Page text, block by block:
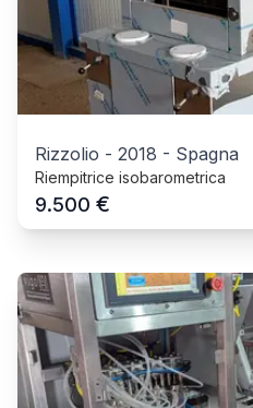
Rizzolio - 2018 - Spagna
Riempitrice isobarometrica
9.500 €